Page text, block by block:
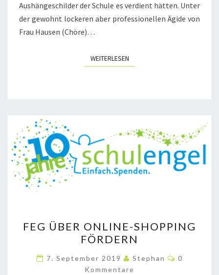
Aushängeschilder der Schule es verdient hätten. Unter
der gewohnt lockeren aber professionellen Ägide von
Frau Hausen (Chöre)…
WEITERLESENWEITERLESEN
ÜBER
ONLINE-
SHOPPING
FÖRDERN
FEG ÜBER ONLINE-SHOPPING
FÖRDERN
7. September 2019 Stephan
0
Kommentare